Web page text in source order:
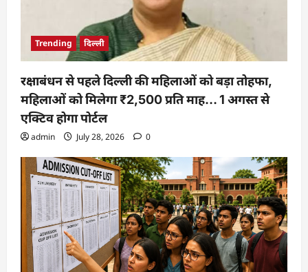
Trending दिल्ली
रक्षाबंधन से पहले दिल्ली की महिलाओं को बड़ा तोहफा,
महिलाओं को मिलेगा ₹2,500 प्रति माह… 1 अगस्त से
एक्टिव होगा पोर्टल
admin July 28, 2026 0